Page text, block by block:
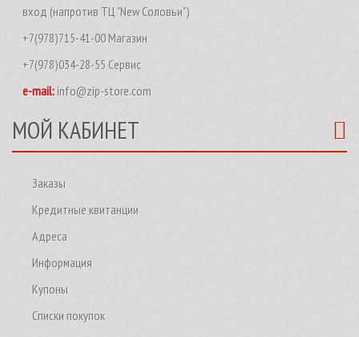
вход (напротив ТЦ "New Соловьи")
+7(978)715-41-00 Магазин
+7(978)034-28-55 Сервис
e-mail: info@zip-store.com
МОЙ КАБИНЕТ
Заказы
Кредитные квитанции
Адреса
Информация
Купоны
Списки покупок